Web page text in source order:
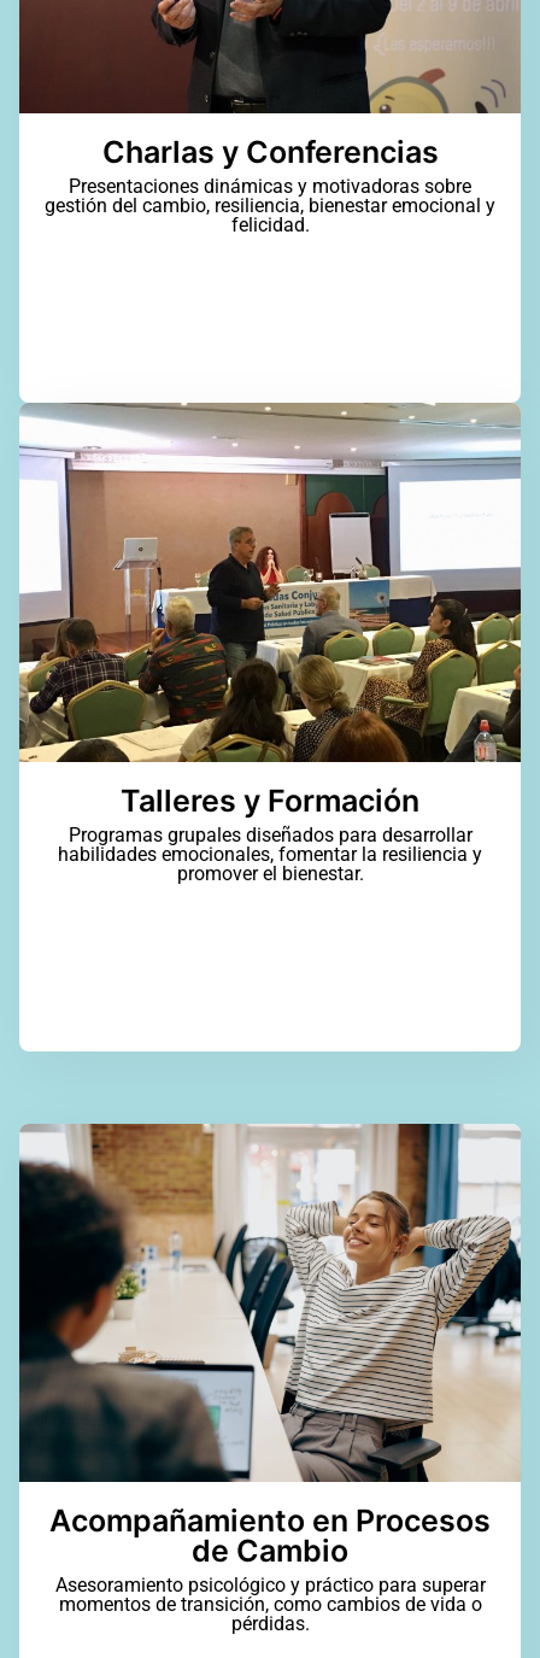
Charlas y Conferencias
Presentaciones dinámicas y motivadoras sobre
gestión del cambio, resiliencia, bienestar emocional y
felicidad.
Talleres y Formación
Programas grupales diseñados para desarrollar
habilidades emocionales, fomentar la resiliencia y
promover el bienestar.
Acompañamiento en Procesos
de Cambio
Asesoramiento psicológico y práctico para superar
momentos de transición, como cambios de vida o
pérdidas.